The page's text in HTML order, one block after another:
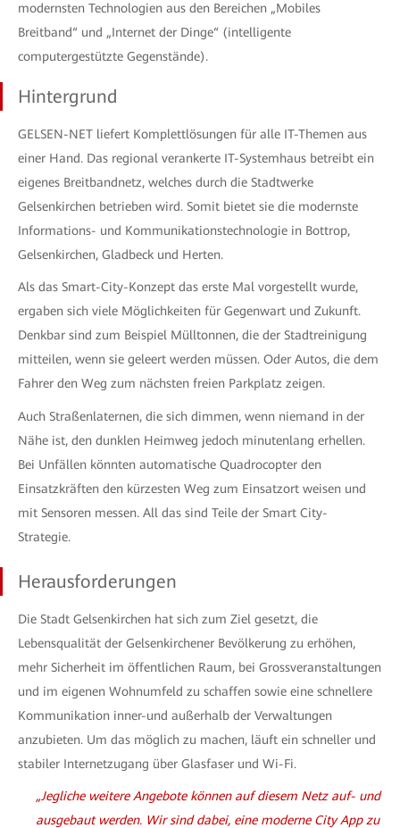
modernsten Technologien aus den Bereichen „Mobiles
Breitband“ und „Internet der Dinge“ (intelligente
computergestützte Gegenstände).
Hintergrund
GELSEN-NET liefert Komplettlösungen für alle IT-Themen aus
einer Hand. Das regional verankerte IT-Systemhaus betreibt ein
eigenes Breitbandnetz, welches durch die Stadtwerke
Gelsenkirchen betrieben wird. Somit bietet sie die modernste
Informations- und Kommunikationstechnologie in Bottrop,
Gelsenkirchen, Gladbeck und Herten.
Als das Smart-City-Konzept das erste Mal vorgestellt wurde,
ergaben sich viele Möglichkeiten für Gegenwart und Zukunft.
Denkbar sind zum Beispiel Mülltonnen, die der Stadtreinigung
mitteilen, wenn sie geleert werden müssen. Oder Autos, die dem
Fahrer den Weg zum nächsten freien Parkplatz zeigen.
Auch Straßenlaternen, die sich dimmen, wenn niemand in der
Nähe ist, den dunklen Heimweg jedoch minutenlang erhellen.
Bei Unfällen könnten automatische Quadrocopter den
Einsatzkräften den kürzesten Weg zum Einsatzort weisen und
mit Sensoren messen. All das sind Teile der Smart City-
Strategie.
Herausforderungen
Die Stadt Gelsenkirchen hat sich zum Ziel gesetzt, die
Lebensqualität der Gelsenkirchener Bevölkerung zu erhöhen,
mehr Sicherheit im öffentlichen Raum, bei Grossveranstaltungen
und im eigenen Wohnumfeld zu schaffen sowie eine schnellere
Kommunikation inner-und außerhalb der Verwaltungen
anzubieten. Um das möglich zu machen, läuft ein schneller und
stabiler Internetzugang über Glasfaser und Wi-Fi.
„Jegliche weitere Angebote können auf diesem Netz auf- und
ausgebaut werden. Wir sind dabei, eine moderne City App zu